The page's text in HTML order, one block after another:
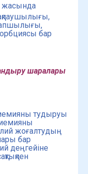
жасында
бар
шаралары
тудыруы
жоғалтудың
бар
деңгейіне